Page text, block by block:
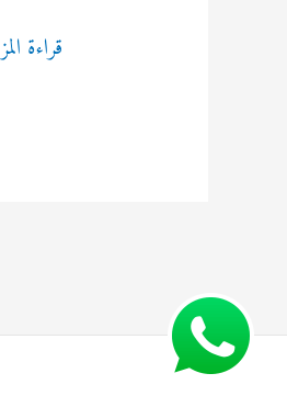
معالجة
قراءة